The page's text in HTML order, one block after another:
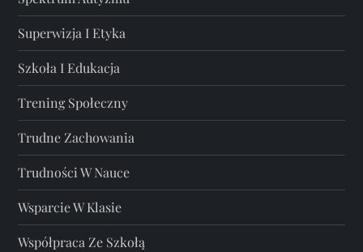
Superwizja I Etyka
Szkoła I Edukacja
Trening Społeczny
Trudne Zachowania
Trudności W Nauce
Wsparcie W Klasie
Współpraca Ze Szkołą